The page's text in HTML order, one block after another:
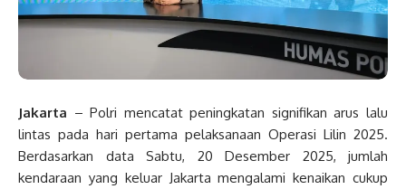
Jakarta – Polri mencatat peningkatan signifikan arus lalu
lintas pada hari pertama pelaksanaan Operasi Lilin 2025.
Berdasarkan data Sabtu, 20 Desember 2025, jumlah
kendaraan yang keluar Jakarta mengalami kenaikan cukup